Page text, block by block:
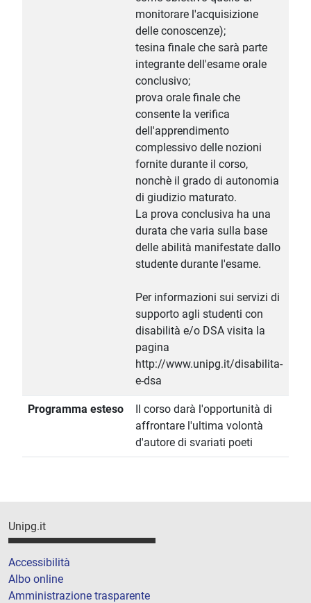
monitorare l'acquisizione
delle conoscenze);
tesina finale che sarà parte
integrante dell'esame orale
conclusivo;
prova orale finale che
consente la verifica
dell'apprendimento
complessivo delle nozioni
fornite durante il corso,
nonchè il grado di autonomia
di giudizio maturato.
La prova conclusiva ha una
durata che varia sulla base
delle abilità manifestate dallo
studente durante l'esame.
Per informazioni sui servizi di
supporto agli studenti con
disabilità e/o DSA visita la
pagina
http://www.unipg.it/disabilita-
e-dsa
Programma esteso
Il corso darà l'opportunità di
affrontare l'ultima volontà
d'autore di svariati poeti
Unipg.it
Accessibilità
Albo online
Amministrazione trasparente